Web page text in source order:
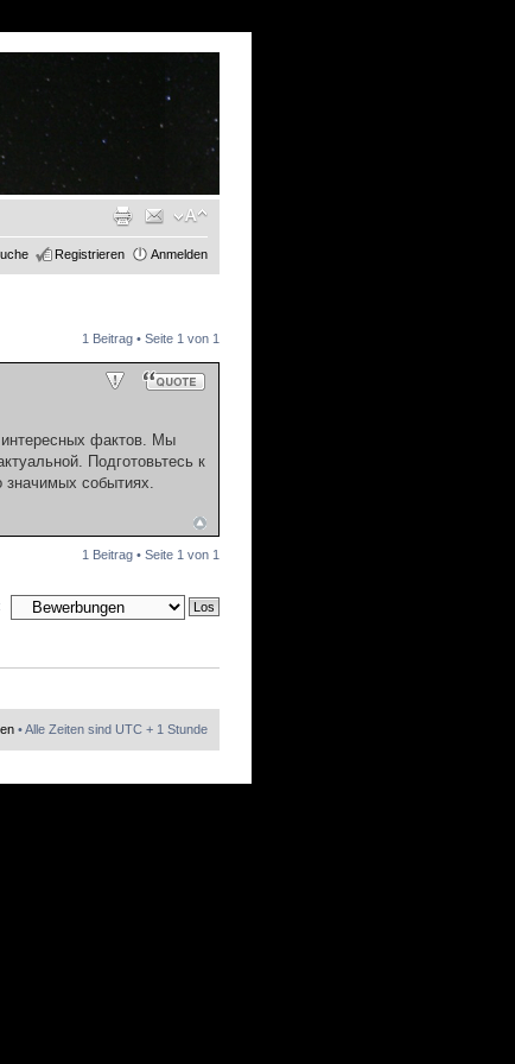
Registrieren Anmelden
1 Beitrag • Seite 1 von 1
фактов. Мы
Подготовьтесь к
событиях.
1 Beitrag • Seite 1 von 1
• Alle Zeiten sind UTC + 1 Stunde